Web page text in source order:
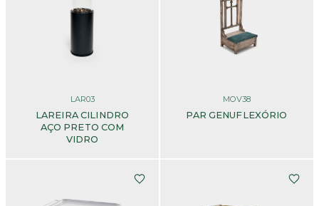
LAR03
LAREIRA CILINDRO
AÇO PRETO COM
VIDRO
MOV38
PAR GENUFLEXÓRIO